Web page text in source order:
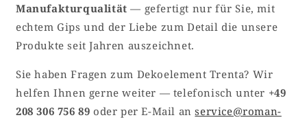
Manufakturqualität — gefertigt nur für Sie, mit
echtem Gips und der Liebe zum Detail die unsere
Produkte seit Jahren auszeichnet.
Sie haben Fragen zum Dekoelement Trenta? Wir
helfen Ihnen gerne weiter — telefonisch unter +49
208 306 756 89 oder per E-Mail anservice@roman-